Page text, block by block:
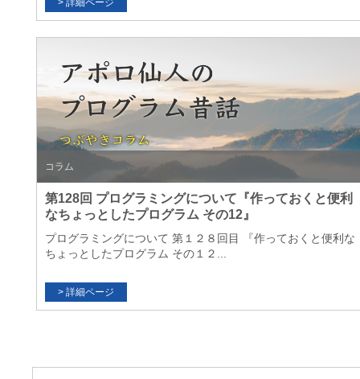
コラム
第128回 プログラミングについて『作っておくと便利
なちょっとしたプログラム その12』
プログラミングについて 第１２８回目 『作っておくと便利な
ちょっとしたプログラム その１２...